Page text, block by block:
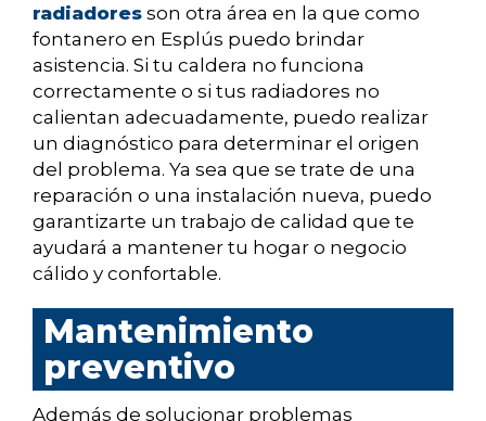
radiadores son otra área en la que como
fontanero en Esplús puedo brindar
asistencia. Si tu caldera no funciona
correctamente o si tus radiadores no
calientan adecuadamente, puedo realizar
un diagnóstico para determinar el origen
del problema. Ya sea que se trate de una
reparación o una instalación nueva, puedo
garantizarte un trabajo de calidad que te
ayudará a mantener tu hogar o negocio
cálido y confortable.
Mantenimiento
preventivo
Además de solucionar problemas